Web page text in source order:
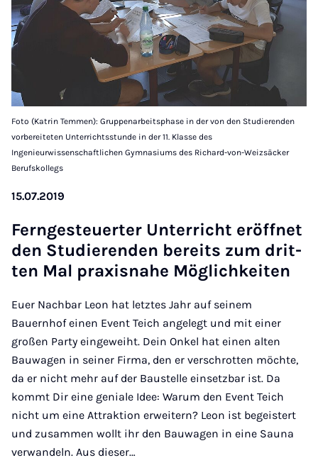
Foto (Katrin Temmen): Gruppenarbeitsphase in der von den Studierenden
vorbereiteten Unterrichtsstunde in der 11. Klasse des
Ingenieurwissenschaftlichen Gymnasiums des Richard-von-Weizsäcker
Berufskollegs
15.07.2019
Ferngesteuert­er Un­ter­richt er­öffnet
den Stud­i­er­enden bereits zum drit­
ten Mal prax­is­nahe Mög­lich­keiten
Euer Nachbar Leon hat letztes Jahr auf seinem
Bauernhof einen Event Teich angelegt und mit einer
großen Party eingeweiht. Dein Onkel hat einen alten
Bauwagen in seiner Firma, den er verschrotten möchte,
da er nicht mehr auf der Baustelle einsetzbar ist. Da
kommt Dir eine geniale Idee: Warum den Event Teich
nicht um eine Attraktion erweitern? Leon ist begeistert
und zusammen wollt ihr den Bauwagen in eine Sauna
verwandeln. Aus dieser…